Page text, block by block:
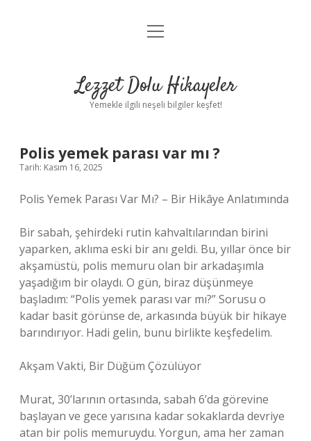
Anasayfa
Yasal Uyarı
menüyü
Lezzet Dolu Hikayeler
Yemekle ilgili neşeli bilgiler keşfet!
Polis yemek parası var mı ?
Tarih: Kasım 16, 2025
Polis Yemek Parası Var Mı? – Bir Hikâye Anlatımında
Bir sabah, şehirdeki rutin kahvaltılarından birini
yaparken, aklıma eski bir anı geldi. Bu, yıllar önce bir
akşamüstü, polis memuru olan bir arkadaşımla
yaşadığım bir olaydı. O gün, biraz düşünmeye
başladım: “Polis yemek parası var mı?” Sorusu o
kadar basit görünse de, arkasında büyük bir hikaye
barındırıyor. Hadi gelin, bunu birlikte keşfedelim.
Akşam Vakti, Bir Düğüm Çözülüyor
Murat, 30’larının ortasında, sabah 6’da görevine
başlayan ve gece yarısına kadar sokaklarda devriye
atan bir polis memuruydu. Yorgun, ama her zaman